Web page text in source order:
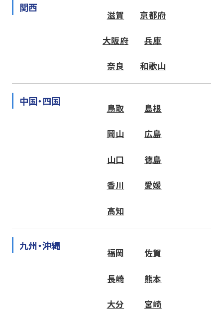
関西
滋賀 京都府
大阪府 兵庫
奈良 和歌山
中国・四国
鳥取 島根
岡山 広島
山口 徳島
香川 愛媛
高知
九州・沖縄
福岡 佐賀
長崎 熊本
大分 宮崎